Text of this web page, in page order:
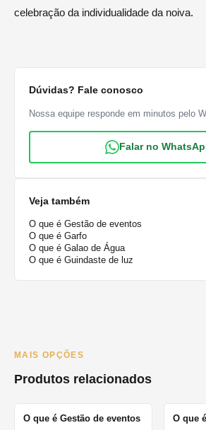
celebração da individualidade da noiva.
Dúvidas? Fale conosco
Nossa equipe responde em minutos pelo
Falar no
Veja também
O que é Gestão de eventos
O que é Garfo
O que é Galao de Água
O que é Guindaste de luz
MAIS OPÇÕES
Produtos relacionados
O que é Gestão de eventos O que